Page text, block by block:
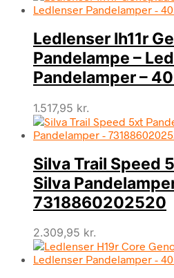
Ledlenser Ih11r
Pandelampe –
Pandelamper –
1.517,95 kr.
Silva Trail Speed
Silva
7318860202520
2.309,95 kr.